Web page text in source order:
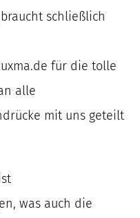
schließlich
für die tolle
alle
mit uns geteilt
was auch die